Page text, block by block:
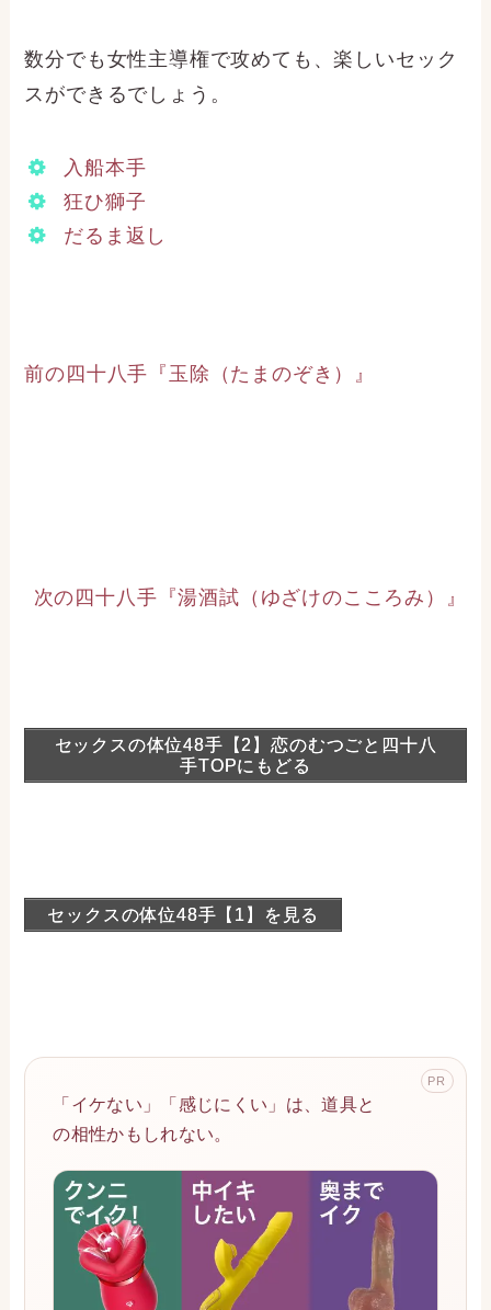
数分でも女性主導権で攻めても、楽しいセック
スができるでしょう。
入船本手
狂ひ獅子
だるま返し
前の四十八手『玉除（たまのぞき）』
次の四十八手『湯酒試（ゆざけのこころみ）』
セックスの体位48手【2】恋のむつごと四十八
手TOPにもどる
セックスの体位48手【1】を見る
PR
「イケない」「感じにくい」は、道具と
の相性かもしれない。